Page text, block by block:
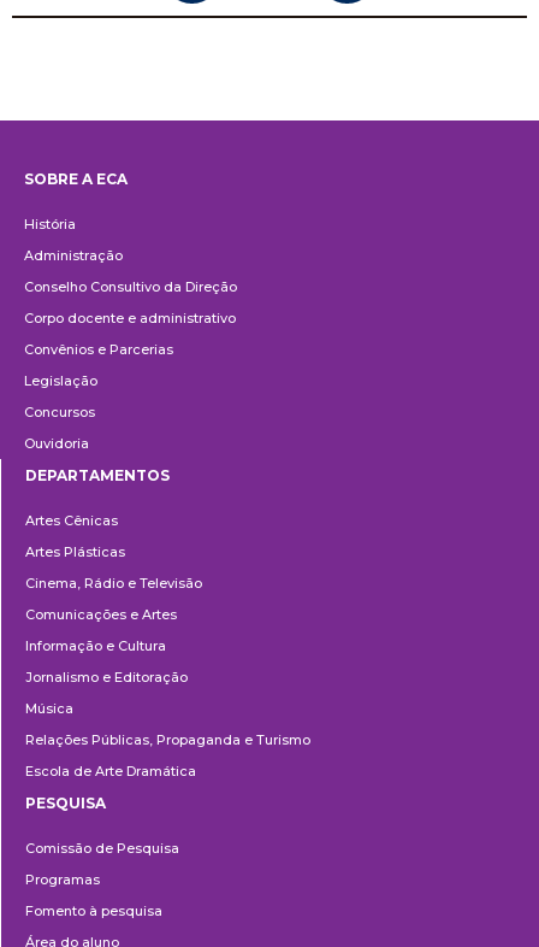
SOBRE A ECA
História
Administração
Conselho Consultivo da Direção
Corpo docente e administrativo
Convênios e Parcerias
Legislação
Concursos
Ouvidoria
DEPARTAMENTOS
Artes Cênicas
Artes Plásticas
Cinema, Rádio e Televisão
Comunicações e Artes
Informação e Cultura
Jornalismo e Editoração
Música
Relações Públicas, Propaganda e Turismo
Escola de Arte Dramática
PESQUISA
Comissão de Pesquisa
Programas
Fomento à pesquisa
Área do aluno